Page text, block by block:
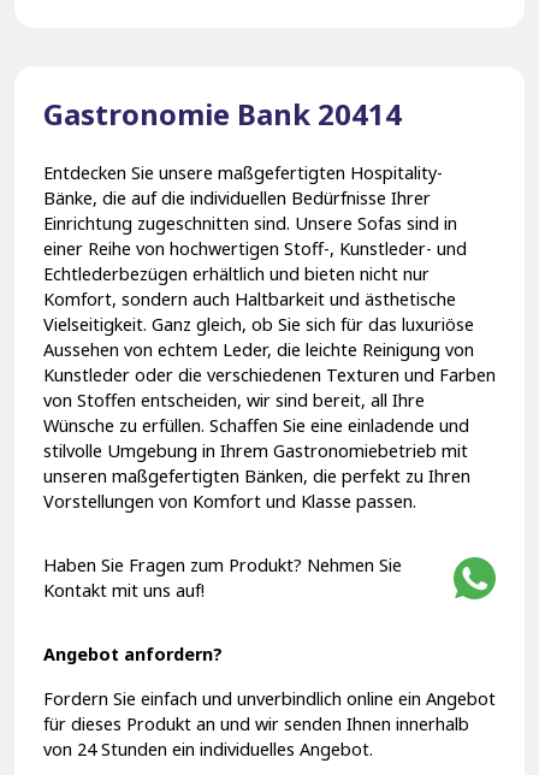
Gastronomie Bank 20414
Entdecken Sie unsere maßgefertigten Hospitality-
Bänke, die auf die individuellen Bedürfnisse Ihrer
Einrichtung zugeschnitten sind. Unsere Sofas sind in
einer Reihe von hochwertigen Stoff-, Kunstleder- und
Echtlederbezügen erhältlich und bieten nicht nur
Komfort, sondern auch Haltbarkeit und ästhetische
Vielseitigkeit. Ganz gleich, ob Sie sich für das luxuriöse
Aussehen von echtem Leder, die leichte Reinigung von
Kunstleder oder die verschiedenen Texturen und Farben
von Stoffen entscheiden, wir sind bereit, all Ihre
Wünsche zu erfüllen. Schaffen Sie eine einladende und
stilvolle Umgebung in Ihrem Gastronomiebetrieb mit
unseren maßgefertigten Bänken, die perfekt zu Ihren
Vorstellungen von Komfort und Klasse passen.
Haben Sie Fragen zum Produkt? Nehmen Sie
Kontakt mit uns auf!
Angebot anfordern?
Fordern Sie einfach und unverbindlich online ein Angebot
für dieses Produkt an und wir senden Ihnen innerhalb
von 24 Stunden ein individuelles Angebot.